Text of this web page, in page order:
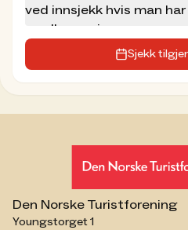
ved innsjekk hvis man
medlemspris.
Sjekk
Den Norske Turistforening
Youngstorget 1